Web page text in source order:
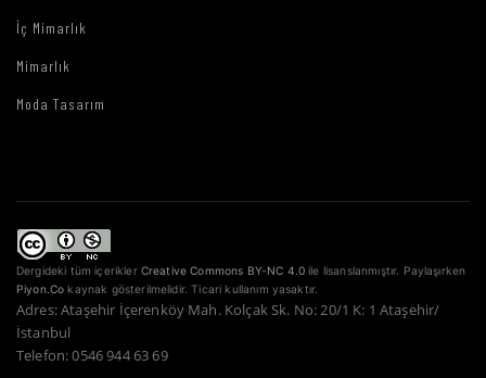
İç Mimarlık
Mimarlık
Moda Tasarım
Dergideki tüm içerikler Creative Commons BY-NC 4.0 ile lisanslanmıştır. Paylaşırken
Piyon.Co kaynak gösterilmelidir. Ticari kullanım yasaktır.
Adres: Ataşehir İçerenköy Mah. Kolçak Sk. No: 20/1 K: 1 Ataşehir/
İstanbul
Telefon: 0546 944 63 69